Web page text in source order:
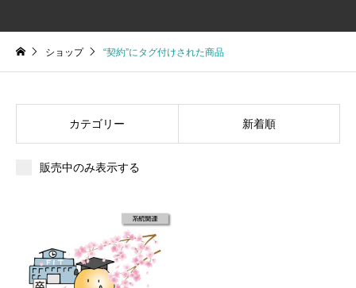
ショップ “契約”にタグ付けされた商品
カテゴリー 新着順
販売中のみ表示する